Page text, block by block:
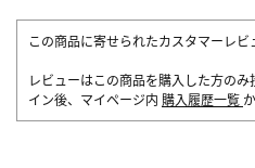
この商品に寄せられたカスタマーレビ
レビューはこの商品を購入した方の
イン後、マイページ内 購入履歴一覧